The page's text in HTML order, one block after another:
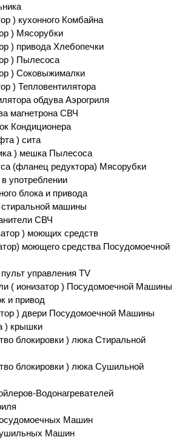
) кухонного Комбайна
) Мясорубки
) привода Хлебопечки
) Пылесоса
) Соковыжималки
) Тепловентилятора
обдува Аэрогриля
магнетрона СВЧ
Кондиционера
) сита
) мешка Пылесоса
(фланец редуктора) Мясорубки
употреблении
блока и привода
машины
СВЧ
) моющих средств
моющего средства Посудомоечной
управления TV
( ионизатор ) Посудомоечной Машины
и привод
) двери Посудомоечной Машины
) крышки
блокировки ) люка Стиральной
блокировки ) люка Сушильной
Водонагревателей
Машин
Машин